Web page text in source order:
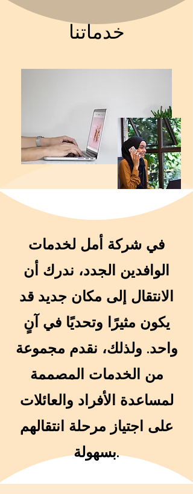
خدماتنا
في شركة أمل لخدمات
الوافدين الجدد، ندرك أن
الانتقال إلى مكان جديد قد
يكون مثيرًا وتحديًا في آنٍ
واحد. ولذلك، نقدم مجموعة
من الخدمات المصممة
لمساعدة الأفراد والعائلات
على اجتياز مرحلة انتقالهم
بسهولة.